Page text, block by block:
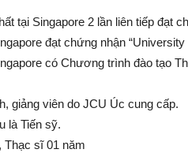
tại Singapore 2 lần liên tiếp đạt
đạt chứng nhận “University
có Chương trình đào tạo
giảng viên do JCU Úc cung cấp.
là Tiến sỹ.
Thạc sĩ 01 năm